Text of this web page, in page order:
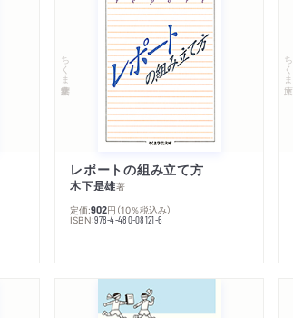
ちくま学芸文庫
レポートの組み立て方
木下是雄著
定価:902円 （10％税込み）
ISBN:978-4-480-08121-6
ちくま文庫